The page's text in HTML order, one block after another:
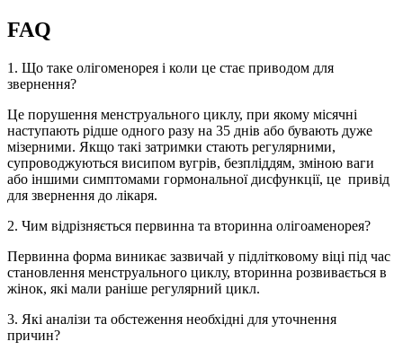
FAQ
1. Що таке олігоменорея і коли це стає приводом для
звернення?
Це порушення менструального циклу, при якому місячні
наступають рідше одного разу на 35 днів або бувають дуже
мізерними. Якщо такі затримки стають регулярними,
супроводжуються висипом вугрів, безпліддям, зміною ваги
або іншими симптомами гормональної дисфункції, це привід
для звернення до лікаря.
2. Чим відрізняється первинна та вторинна олігоаменорея?
Первинна форма виникає зазвичай у підлітковому віці під час
становлення менструального циклу, вторинна розвивається в
жінок, які мали раніше регулярний цикл.
3. Які аналізи та обстеження необхідні для уточнення
причин?